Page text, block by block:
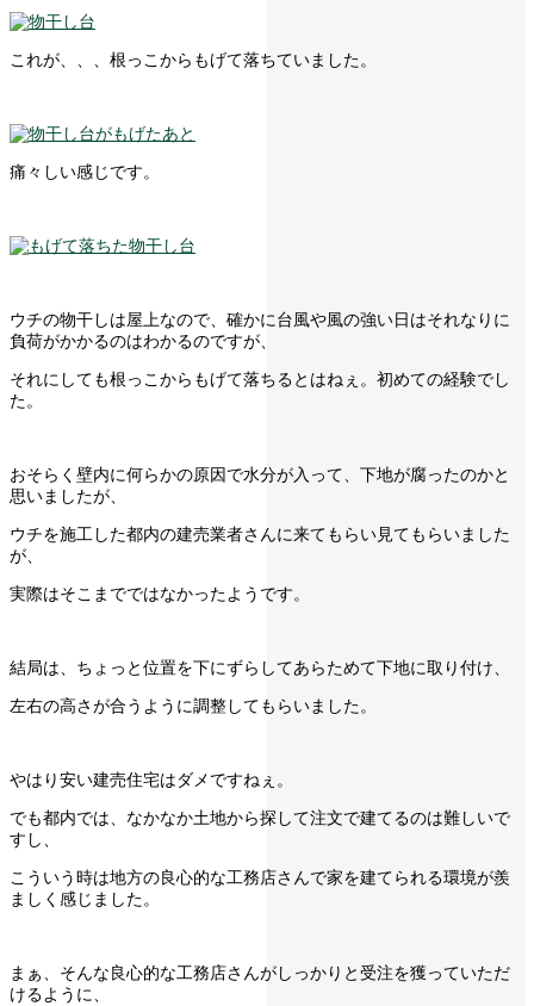
これが、、、根っこからもげて落ちていました。
痛々しい感じです。
ウチの物干しは屋上なので、確かに台風や風の強い日はそれなりに
負荷がかかるのはわかるのですが、
それにしても根っこからもげて落ちるとはねぇ。初めての経験でし
た。
おそらく壁内に何らかの原因で水分が入って、下地が腐ったのかと
思いましたが、
ウチを施工した都内の建売業者さんに来てもらい見てもらいました
が、
実際はそこまでではなかったようです。
結局は、ちょっと位置を下にずらしてあらためて下地に取り付け、
左右の高さが合うように調整してもらいました。
やはり安い建売住宅はダメですねぇ。
でも都内では、なかなか土地から探して注文で建てるのは難しいで
すし、
こういう時は地方の良心的な工務店さんで家を建てられる環境が羨
ましく感じました。
まぁ、そんな良心的な工務店さんがしっかりと受注を獲っていただ
けるように、